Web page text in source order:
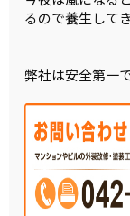
るので養生して
弊社は安全第一